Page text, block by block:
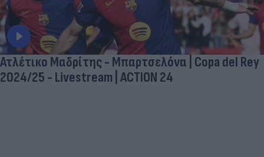
Ατλέτικο Μαδρίτης - Μπαρτσελόνα | Copa del Rey
2024/25 - Livestream | ACTION 24